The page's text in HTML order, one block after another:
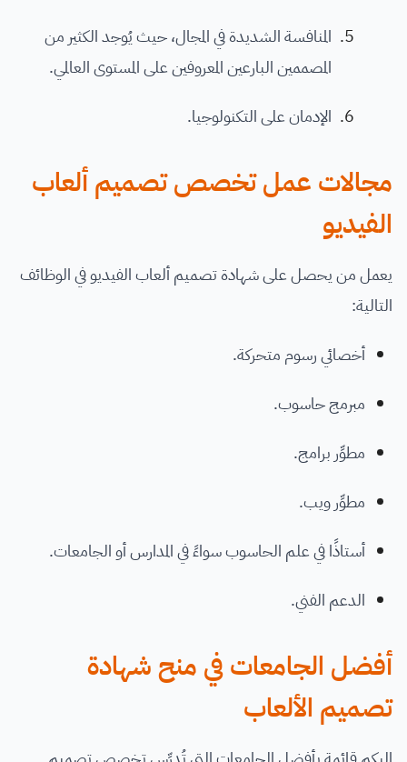
المنافسة الشديدة في المجال، حيث يُوجد الكثير من
المصممين البارعين المعروفين على المستوى العالمي.
الإدمان على التكنولوجيا.
مجالات عمل تخصص تصميم ألعاب
الفيديو
يعمل من يحصل على شهادة تصميم ألعاب الفيديو في الوظائف
التالية:
أخصائي رسوم متحركة.
مبرمج حاسوب.
مطوِّر برامج.
مطوِّر ويب.
أستاذًا في علم الحاسوب سواءً في المدارس أو الجامعات.
الدعم الفني.
أفضل الجامعات في منح شهادة
تصميم الألعاب